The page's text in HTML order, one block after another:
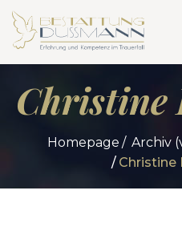
Christine
Homepage
Archiv
Christine